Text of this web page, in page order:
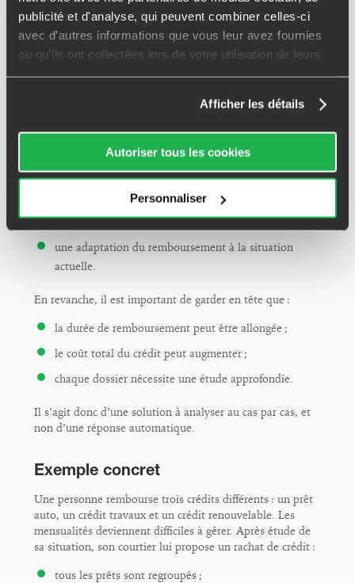
publicité et d'analyse, qui peuvent combiner celles-ci
avec d'autres informations que vous leur avez fournies
ou qu'ils ont collectées lors de votre utilisation de leurs
services.
Afficher les détails
Autoriser tous les cookies
Personnaliser
vous accompagner jusqu’à la mise en place du
nouveau prêt.
L’intérêt principal est de gagner du temps et d’accéder à
plusieurs solutions sans démarcher chaque banque
séparément, car c’est précisémentle rôle du courtier.
Avantages et points de vigilance
Le rachat de crédit peut apporter :
une meilleure visibilité sur son budget ;
une mensualité unique plus simple à gérer ;
une adaptation du remboursement à la situation
actuelle.
En revanche, il est important de garder en tête que :
la durée de remboursement peut être allongée ;
le coût total du crédit peut augmenter ;
chaque dossier nécessite une étude approfondie.
Il s’agit donc d’une solution à analyser au cas par cas, et
non d’une réponse automatique.
Exemple concret
Une personne rembourse trois crédits différents : un prêt
auto, un crédit travaux et un crédit renouvelable. Les
mensualités deviennent difficiles à gérer. Après étude de
sa situation, son courtier lui propose un rachat de crédit :
tous les prêts sont regroupés ;